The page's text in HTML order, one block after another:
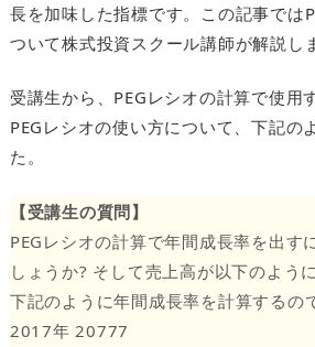
長を加味した指標です。この記事では
ついて株式投資スクール講師が解説し
受講生から、PEGレシオの計算で使用
PEGレシオの使い方について、下記の
た。
【受講生の質問】
PEGレシオの計算で年間成長率を出す
しょうか? そして売上高が以下のよう
下記のように年間成長率を計算するの
2017年 20777